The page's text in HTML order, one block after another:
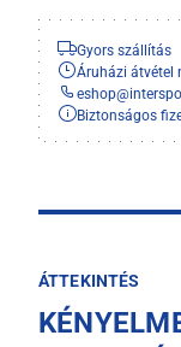
Gyors szállítás
Áruházi átvétel
eshop@
Biztonságos
ÁTTEKINTÉS